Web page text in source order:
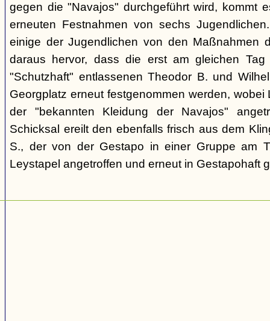
gegen die "Navajos" durchgeführt wird, kommt
erneuten Festnahmen von sechs
einige der Jugendlichen von den Maßnahmen
daraus hervor, dass die erst am gleichen Tag
"Schutzhaft" entlassenen Theodor B. und
Georgplatz erneut festgenommen werden, wobei
der "bekannten Kleidung der Navajos"
Schicksal ereilt den ebenfalls frisch aus dem
S., der von der Gestapo in einer Gruppe am
Leystapel angetroffen und erneut in Gestapohaft